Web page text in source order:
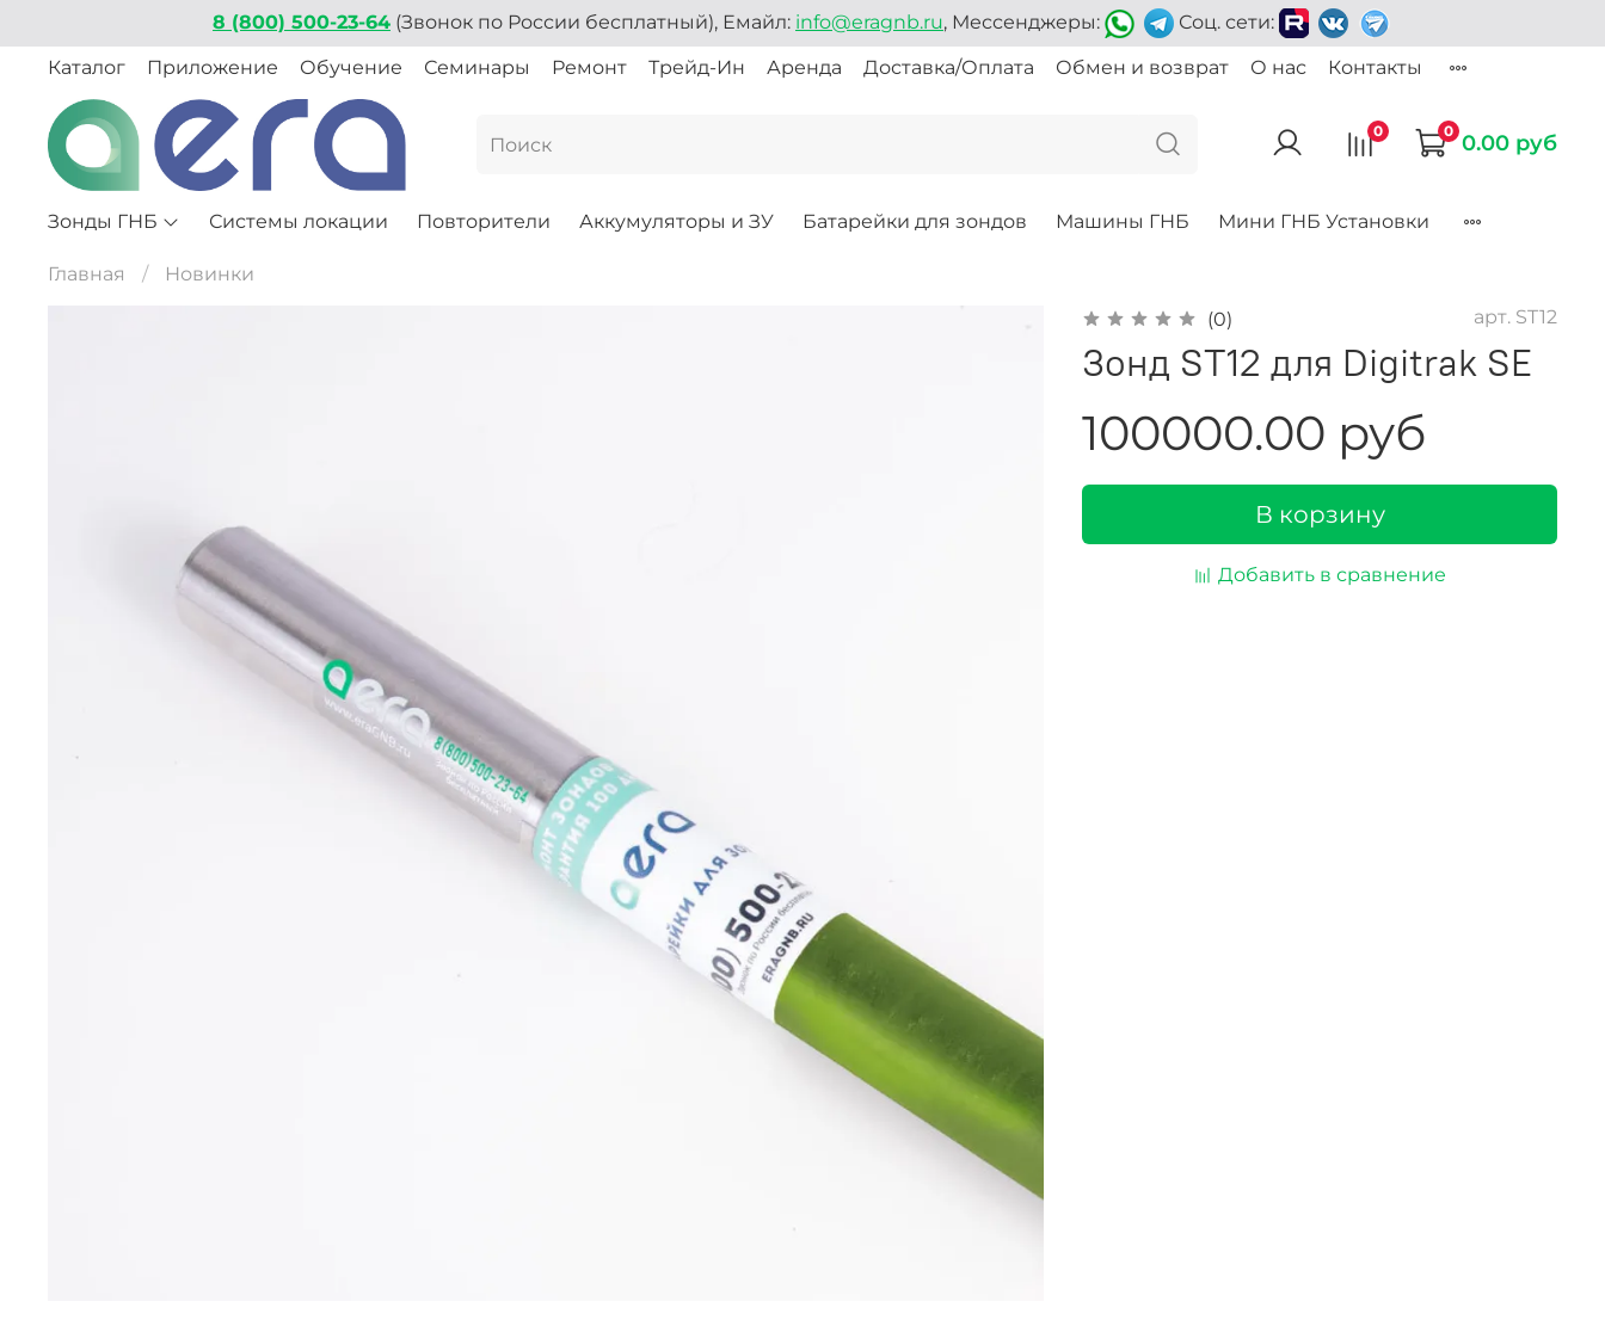
8 (800) 500-23-64 (Звонок по России бесплатный), Емайл: info@eragnb.ru, Мессенджеры: Соц. сети:
Каталог Приложение Обучение Семинары Ремонт Трейд-Ин Аренда Доставка/Оплата Обмен и возврат О нас Контакты
0 0 0.00 руб
Зонды ГНБ Системы локации Повторители Аккумуляторы и ЗУ Батарейки для зондов Машины ГНБ Мини ГНБ Установки
Главная
Новинки
(0)
арт. ST12
Зонд ST12 для Digitrak SE
100000.00 руб
В корзину
Добавить в сравнение